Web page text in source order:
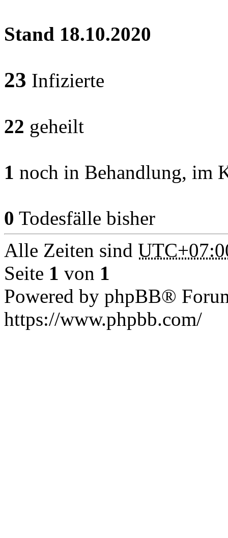
Stand 18.10.2020
23 Infizierte
22 geheilt
1 noch in Behandlung, im
0 Todesfälle bisher
Alle Zeiten sind
Seite 1 von 1
Powered by phpBB®
https://www.phpbb.com/